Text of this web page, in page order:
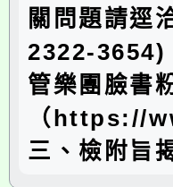
關問題請逕
2322-3654)
管樂團臉書
（https://
三、檢附旨